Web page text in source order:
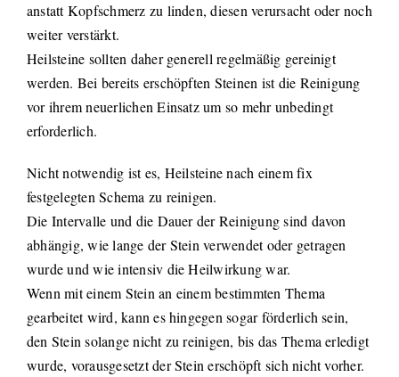
anstatt Kopfschmerz zu linden, diesen verursacht oder noch
weiter verstärkt.
Heilsteine sollten daher generell regelmäßig gereinigt
werden. Bei bereits erschöpften Steinen ist die Reinigung
vor ihrem neuerlichen Einsatz um so mehr unbedingt
erforderlich.
Nicht notwendig ist es, Heilsteine nach einem fix
festgelegten Schema zu reinigen.
Die Intervalle und die Dauer der Reinigung sind davon
abhängig, wie lange der Stein verwendet oder getragen
wurde und wie intensiv die Heilwirkung war.
Wenn mit einem Stein an einem bestimmten Thema
gearbeitet wird, kann es hingegen sogar förderlich sein,
den Stein solange nicht zu reinigen, bis das Thema erledigt
wurde, vorausgesetzt der Stein erschöpft sich nicht vorher.